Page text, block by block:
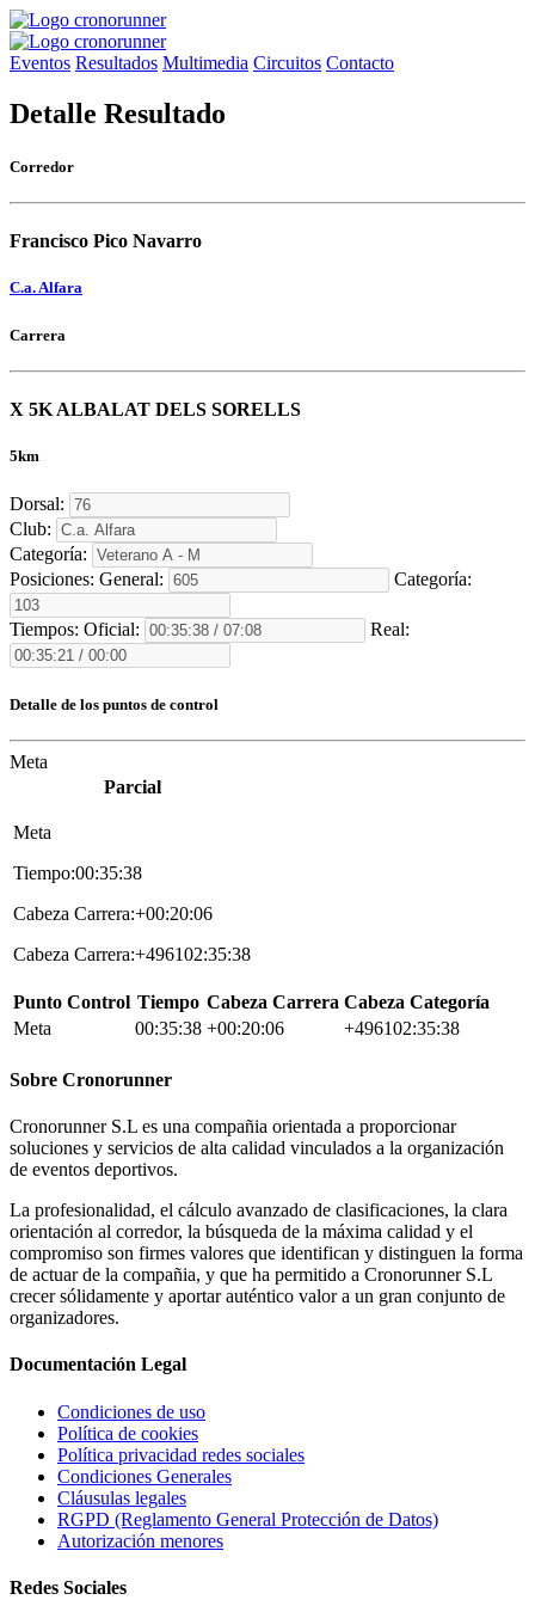
Eventos Resultados Multimedia Circuitos Contacto
Detalle Resultado
Corredor
Francisco Pico Navarro
C.a. Alfara
Carrera
X 5K ALBALAT DELS SORELLS
5km
Dorsal:
Club:
Categoría:
Posiciones: General: Categoría:
Tiempos: Oficial: Real:
Detalle de los puntos de control
Meta
Parcial
Meta
Tiempo:00:35:38
Cabeza Carrera:+00:20:06
Cabeza Carrera:+496102:35:38
Punto Control Tiempo Cabeza Carrera Cabeza Categoría
Meta
00:35:38 +00:20:06 +496102:35:38
Sobre Cronorunner
Cronorunner S.L es una compañia orientada a proporcionar
soluciones y servicios de alta calidad vinculados a la organización
de eventos deportivos.
La profesionalidad, el cálculo avanzado de clasificaciones, la clara
orientación al corredor, la búsqueda de la máxima calidad y el
compromiso son firmes valores que identifican y distinguen la forma
de actuar de la compañia, y que ha permitido a Cronorunner S.L
crecer sólidamente y aportar auténtico valor a un gran conjunto de
organizadores.
Documentación Legal
Condiciones de uso
Política de cookies
Política privacidad redes sociales
Condiciones Generales
Cláusulas legales
RGPD (Reglamento General Protección de Datos)
Autorización menores
Redes Sociales